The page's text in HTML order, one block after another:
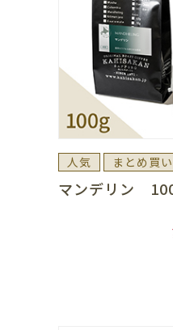
人気 まとめ買い
マンデリン